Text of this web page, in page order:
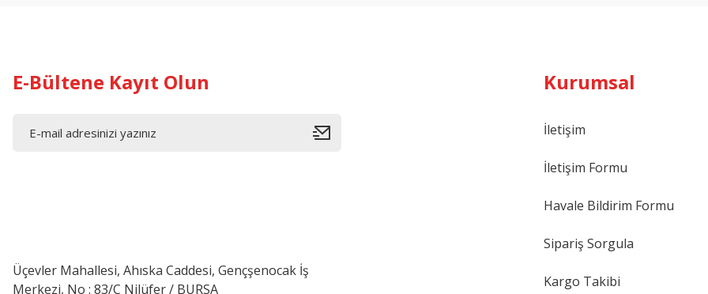
E-Bültene Kayıt Olun
Üçevler Mahallesi, Ahıska Caddesi, Gençşenocak İş
Merkezi, No : 83/C Nilüfer / BURSA
Kurumsal
İletişim
İletişim Formu
Havale Bildirim Formu
Sipariş Sorgula
Kargo Takibi